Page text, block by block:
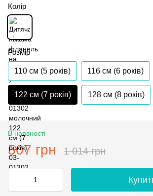
Колір
Розмір
110 см (5 років) 116 см (6 років)
122 см (7 років) 128 см (8 років)
В наявності
507 грн 1 014 грн